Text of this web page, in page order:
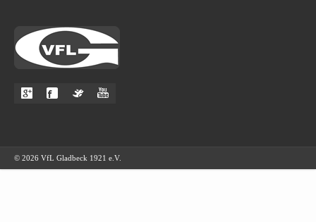
© 2026 VfL Gladbeck 1921 e.V.